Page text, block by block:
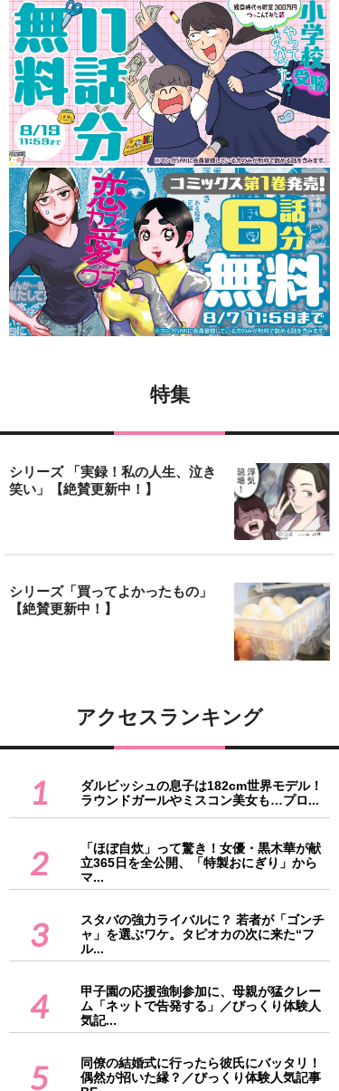
特集
シリーズ 「実録！私の人生、泣き
笑い」【絶賛更新中！】
シリーズ「買ってよかったもの」
【絶賛更新中！】
アクセスランキング
1
ダルビッシュの息子は182cm世界モデル！
ラウンドガールやミスコン美女も…プロ...
2
「ほぼ自炊」って驚き！女優・黒木華が献
立365日を全公開、「特製おにぎり」から
マ...
3
スタバの強力ライバルに？ 若者が「ゴンチ
ャ」を選ぶワケ。タピオカの次に来た“フ
ル...
4
甲子園の応援強制参加に、母親が猛クレー
ム「ネットで告発する」／びっくり体験人
気記...
5
同僚の結婚式に行ったら彼氏にバッタリ！
偶然が招いた縁？／びっくり体験人気記事